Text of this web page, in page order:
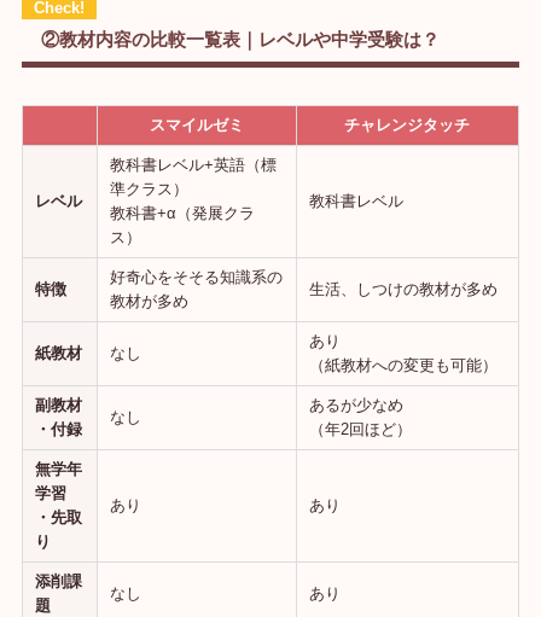
②教材内容の比較一覧表｜レベルや中学受験は？
スマイルゼミ チャレンジタッチ
レベル
教科書レベル+英語（標
準クラス）
教科書+α（発展クラ
ス）
教科書レベル
特徴
好奇心をそそる知識系の
教材が多め
生活、しつけの教材が多め
紙教材 なし
あり
（紙教材への変更も可能）
副教材
・付録
なし
あるが少なめ
（年2回ほど）
無学年
学習
・先取
り
あり あり
添削課
題
なし あり